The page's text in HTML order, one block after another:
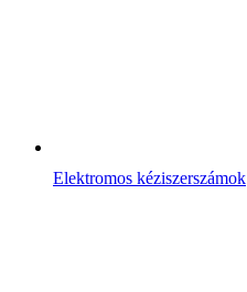
Elektromos kéziszerszámok